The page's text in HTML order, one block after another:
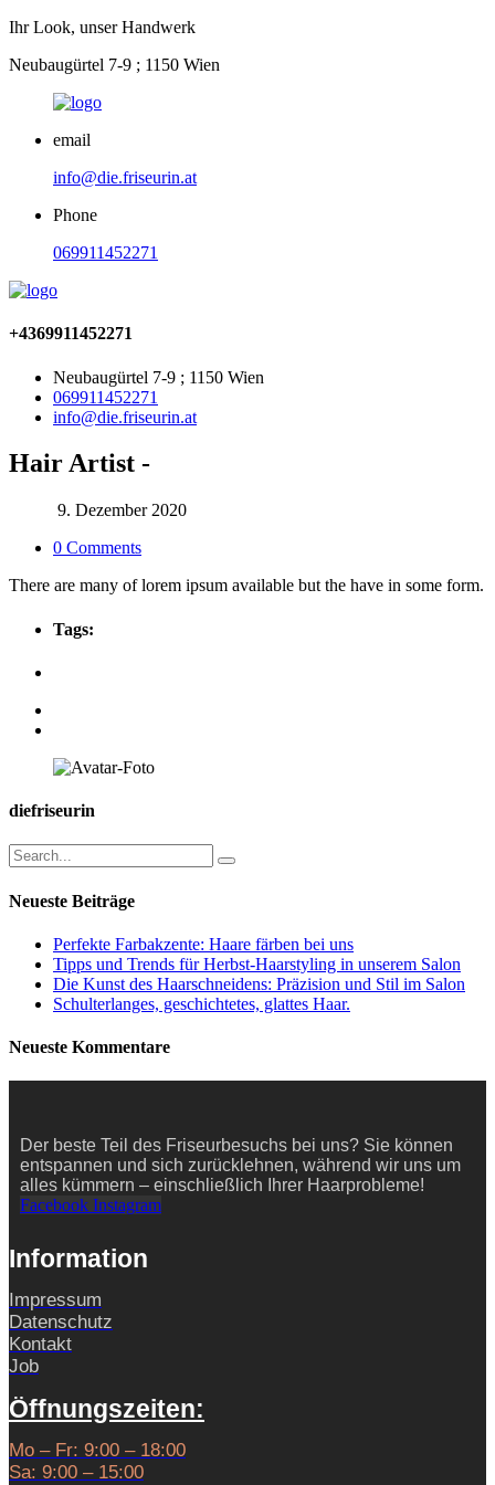
Ihr Look, unser Handwerk
Neubaugürtel 7-9 ; 1150 Wien
email
info@die.friseurin.at
Phone
069911452271
+4369911452271
Neubaugürtel 7-9 ; 1150 Wien
069911452271
info@die.friseurin.at
Hair Artist -
9. Dezember 2020
0 Comments
There are many of lorem ipsum available but the have in some form.
Tags:
diefriseurin
Neueste Beiträge
Perfekte Farbakzente: Haare färben bei uns
Tipps und Trends für Herbst-Haarstyling in unserem Salon
Die Kunst des Haarschneidens: Präzision und Stil im Salon
Schulterlanges, geschichtetes, glattes Haar.
Neueste Kommentare
Der beste Teil des Friseurbesuchs bei uns? Sie können
entspannen und sich zurücklehnen, während wir uns um
alles kümmern – einschließlich Ihrer Haarprobleme!
Facebook Instagram
Information
Impressum
Datenschutz
Kontakt
Job
Öffnungszeiten:
Mo – Fr: 9:00 – 18:00
Sa: 9:00 – 15:00